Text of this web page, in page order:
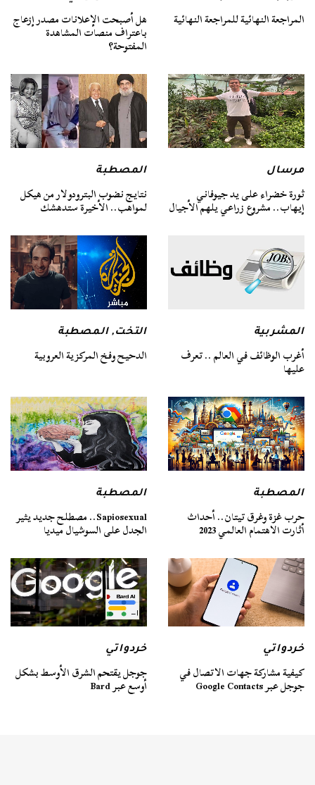
المراجعة النهائية للمراجعة النهائية هل أصبحت الإعلانات مصدر إزعاج
باعتراف منصات المشاهدة
المفتوحة؟
مرسال
ثورة خضراء على يد جيوفاني
إيهاب.. مشروع زراعي يلهم الأجيال
المصطبة
نتايج نضوب البترودولار من هيكل
لمواهب.. الأخيرة ستدهشك
المشربية
أغرب الوظائف في العالم .. تعرف
عليها
التخت,المصطبة
الدحيح وفخ المركزية العروبية
المصطبة
حرب غزة وغرق تيتان.. أحداث
أثارت الاهتمام العالمي 2023
المصطبة
Sapiosexual.. مصطلح جديد يثير
الجدل على السوشيال ميديا
خردواتي
كيفية مشاركة جهات الاتصال في
جوجل عبر Google Contacts
خردواتي
جوجل يقتحم الشرق الأوسط بشكل
أوسع عبر Bard